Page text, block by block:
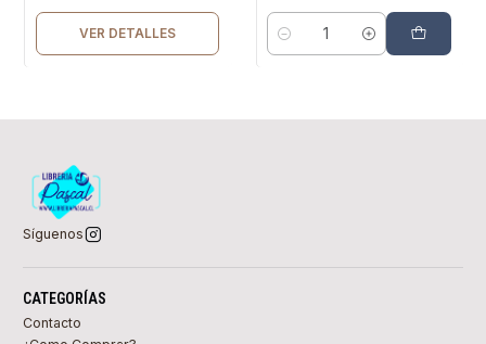
VER DETALLES
Cantidad
Síguenos
CATEGORÍAS
Contacto